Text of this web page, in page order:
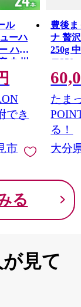
ル
ーハ
ハイ
九州
でき
市
豊後
ナ 贅
250g
ロ
鮪 赤
刺身
九州
たま
る！
大分
る
見て